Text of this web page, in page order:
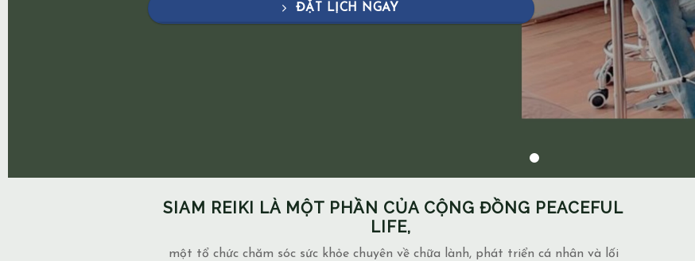
ĐẶT LỊCH NGAY
SIAM REIKI LÀ MỘT PHẦN CỦA CỘNG ĐỒNG PEACEFUL
LIFE,
một tổ chức chăm sóc sức khỏe chuyên về chữa lành, phát triển cá nhân và lối